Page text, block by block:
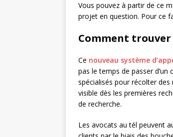
Vous pouvez à partir de ce
projet en question. Pour ce
Comment trouver
Ce nouveau système
pas le temps de passer
spécialisés pour récolter des
visible dès les premières
de recherche.
Les avocats au tél peuvent